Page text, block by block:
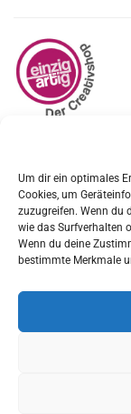
Um dir ein optimales
Cookies, um
zuzugreifen. Wenn du
wie das Surfverhalten
Wenn du deine
bestimmte Merkmale